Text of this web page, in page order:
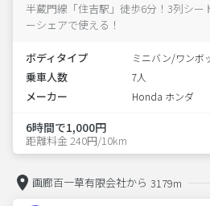
半蔵門線「住吉駅」徒歩6分！3列シー
ーシェアで使える！
ボディタイプ ミニバン/ワンボ
乗車人数 7人
メーカー Honda ホンダ
6時間で1,000円
距離料金 240円/10km
画廊百一草有限会社から 3179m